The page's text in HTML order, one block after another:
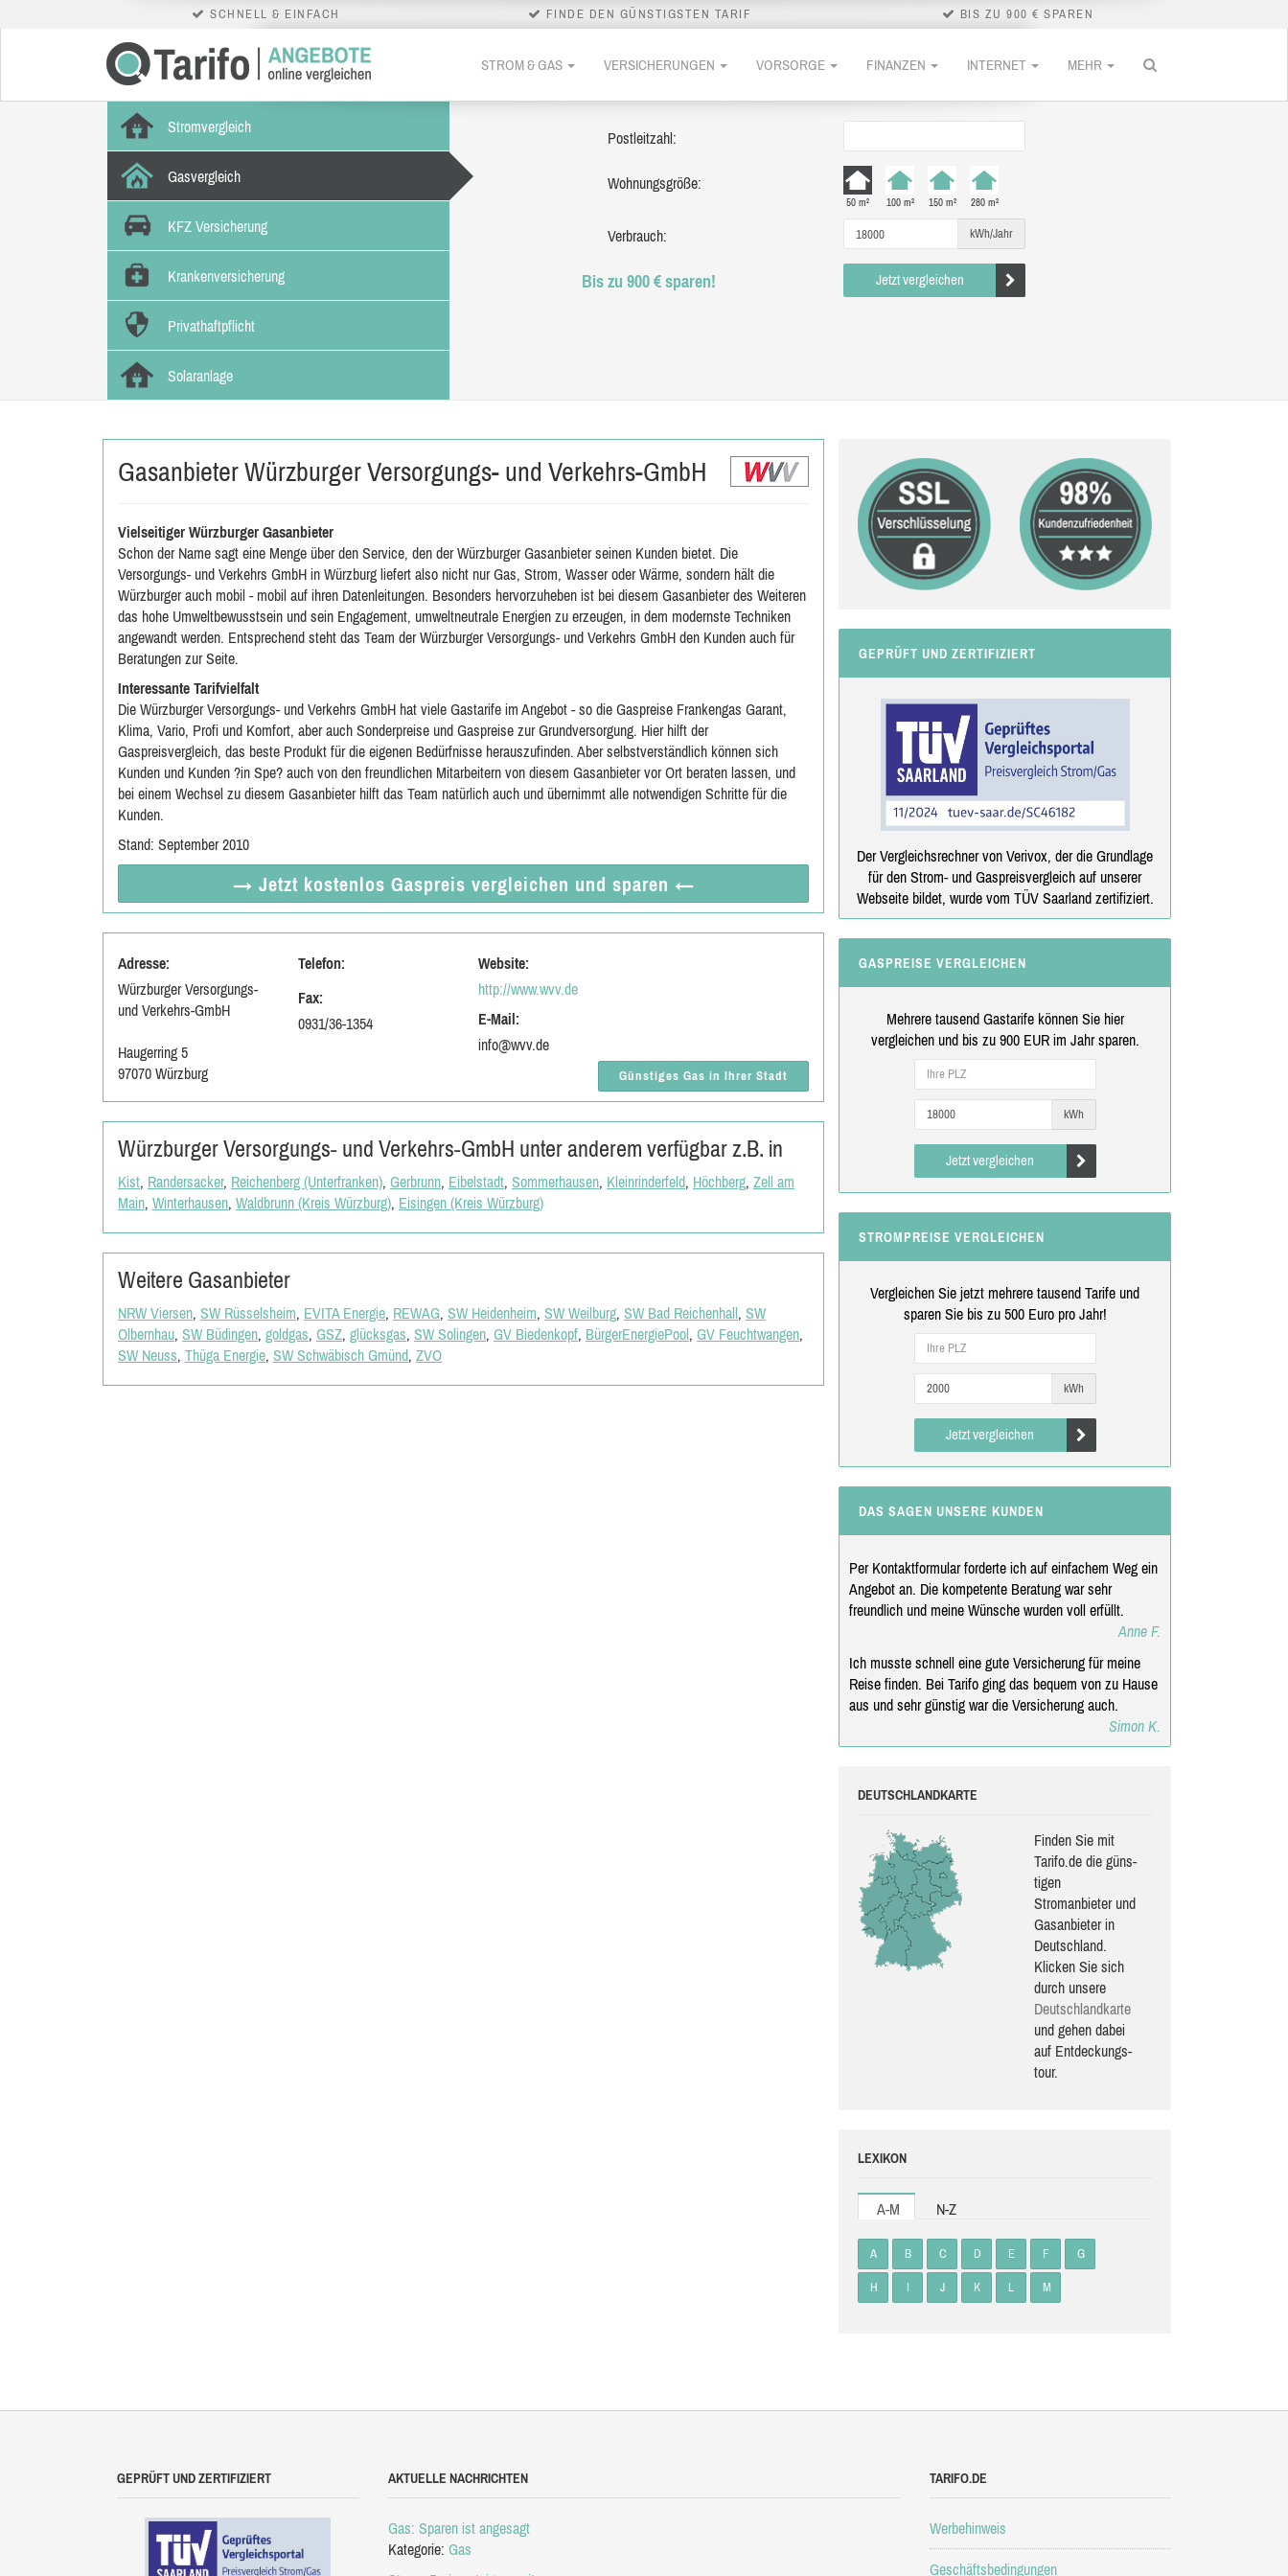
SCHNELL & EINFACH FINDE DEN GÜNSTIGSTEN TARIF BIS ZU 900 € SPAREN
STROM & GAS VERSICHERUNGEN VORSORGE FINANZEN INTERNET MEHR
Stromvergleich
Gasvergleich
KFZ Versicherung
Krankenversicherung
Privathaftpflicht
Solaranlage
Postleitzahl:
Wohnungsgröße:
50 m² 100 m² 150 m² 280 m²
Verbrauch: kWh/Jahr
Bis zu 900 € sparen! Jetzt vergleichen
Gasanbieter Würzburger Versorgungs- und Verkehrs-GmbH
Vielseitiger Würzburger Gasanbieter
Schon der Name sagt eine Menge über den Service, den der Würzburger Gasanbieter seinen Kunden bietet. Die
Versorgungs- und Verkehrs GmbH in Würzburg liefert also nicht nur Gas, Strom, Wasser oder Wärme, sondern hält die
Würzburger auch mobil - mobil auf ihren Datenleitungen. Besonders hervorzuheben ist bei diesem Gasanbieter des Weiteren
das hohe Umweltbewusstsein und sein Engagement, umweltneutrale Energien zu erzeugen, in dem modernste Techniken
angewandt werden. Entsprechend steht das Team der Würzburger Versorgungs- und Verkehrs GmbH den Kunden auch für
Beratungen zur Seite.
Interessante Tarifvielfalt
Die Würzburger Versorgungs- und Verkehrs GmbH hat viele Gastarife im Angebot - so die Gaspreise Frankengas Garant,
Klima, Vario, Profi und Komfort, aber auch Sonderpreise und Gaspreise zur Grundversorgung. Hier hilft der
Gaspreisvergleich, das beste Produkt für die eigenen Bedürfnisse herauszufinden. Aber selbstverständlich können sich
Kunden und Kunden ?in Spe? auch von den freundlichen Mitarbeitern von diesem Gasanbieter vor Ort beraten lassen, und
bei einem Wechsel zu diesem Gasanbieter hilft das Team natürlich auch und übernimmt alle notwendigen Schritte für die
Kunden.
Stand: September 2010
→ Jetzt kostenlos Gaspreis vergleichen und sparen ←
Adresse:
Würzburger Versorgungs-
und Verkehrs-GmbH
Haugerring 5
97070 Würzburg
Telefon:
Fax:
0931/36-1354
Website:
http://www.wvv.de
E-Mail:
info@wvv.de
Günstiges Gas in Ihrer Stadt
Würzburger Versorgungs- und Verkehrs-GmbH unter anderem verfügbar z.B. in
Kist, Randersacker, Reichenberg (Unterfranken), Gerbrunn, Eibelstadt, Sommerhausen, Kleinrinderfeld, Höchberg, Zell am
Main, Winterhausen, Waldbrunn (Kreis Würzburg), Eisingen (Kreis Würzburg)
Weitere Gasanbieter
NRW Viersen, SW Rüsselsheim, EVITA Energie, REWAG, SW Heidenheim, SW Weilburg, SW Bad Reichenhall, SW
Olbernhau, SW Büdingen, goldgas, GSZ, glücksgas, SW Solingen, GV Biedenkopf, BürgerEnergiePool, GV Feuchtwangen,
SW Neuss, Thüga Energie, SW Schwäbisch Gmünd, ZVO
GEPRÜFT UND ZERTIFIZIERT
Der Vergleichsrechner von Verivox, der die Grundlage
für den Strom- und Gaspreisvergleich auf unserer
Webseite bildet, wurde vom TÜV Saarland zertifiziert.
GASPREISE VERGLEICHEN
Mehrere tausend Gastarife können Sie hier
vergleichen und bis zu 900 EUR im Jahr sparen.
kWh
Jetzt vergleichen
STROMPREISE VERGLEICHEN
Vergleichen Sie jetzt mehrere tausend Tarife und
sparen Sie bis zu 500 Euro pro Jahr!
kWh
Jetzt vergleichen
DAS SAGEN UNSERE KUNDEN
Per Kontaktformular forderte ich auf einfachem Weg ein
Angebot an. Die kompetente Beratung war sehr
freundlich und meine Wünsche wurden voll erfüllt.
Anne F.
Ich musste schnell eine gute Versicherung für meine
Reise finden. Bei Tarifo ging das bequem von zu Hause
aus und sehr günstig war die Versicherung auch.
Simon K.
DEUTSCHLANDKARTE
Finden Sie mit
Tarifo.de die güns­
ti­gen
Stromanbieter und
Gasanbieter in
Deutschland.
Klicken Sie sich
durch unsere
Deutsch­land­karte
und gehen dabei
auf Ent­de­ckungs­
tour.
LEXIKON
A-M N-Z
A B C D E F G
H I J K L M
GEPRÜFT UND ZERTIFIZIERT AKTUELLE NACHRICHTEN
Gas: Sparen ist angesagt
Kategorie: Gas
TARIFO.DE
Werbehinweis
Geschäftsbedingungen